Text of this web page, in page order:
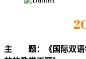
主 题：《国际双语